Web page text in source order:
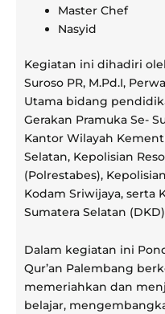
Master Chef
Nasyid
Kegiatan ini dihadiri
Suroso PR, M.Pd.I,
Utama bidang
Gerakan Pramuka Se-
Kantor Wilayah
Selatan, Kepolisian
(Polrestabes),
Kodam Sriwijaya, serta
Sumatera Selatan
Dalam kegiatan ini
Qur’an Palembang
memeriahkan dan
belajar,